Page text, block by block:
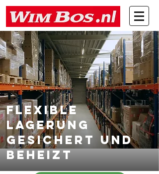
flexible
Lagerung
gesichert und
beheizt